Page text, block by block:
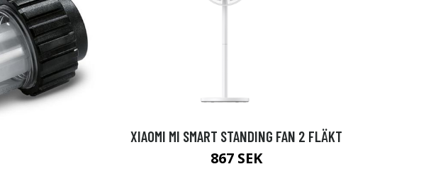
XIAOMI MI SMART STANDING FAN 2 FLÄKT
867 SEK